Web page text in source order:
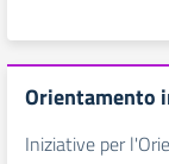
Orientamento
Iniziative per